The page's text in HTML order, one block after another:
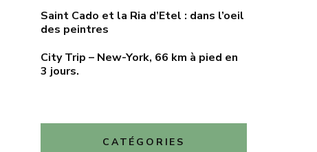
Saint Cado et la Ria d’Etel : dans l’oeil
des peintres
City Trip – New-York, 66 km à pied en
3 jours.
CATÉGORIES